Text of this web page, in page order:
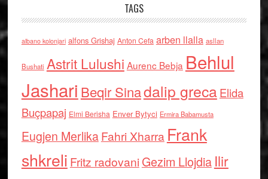
TAGS
albano kolonjari alfons Grishaj Anton Cefa arben llalla asllan
Bushati Astrit Lulushi Aurenc Bebja Behlul
Jashari Beqir Sinadalip grecaElida
Buçpapaj Elmi Berisha Enver Bytyci Ermira Babamusta
Eugjen MerlikaFahri Xharra Frank
shkreli Fritz radovaniGezim Llojdia Ilir